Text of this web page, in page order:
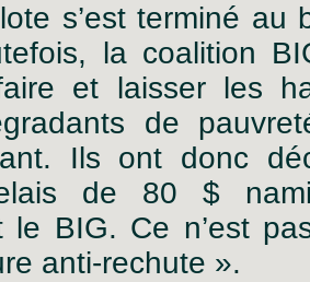
s’est terminé au
la coalition
et laisser les
de
Ils ont donc
relais de 80 $
le BIG. Ce n’est
anti-rechute ».